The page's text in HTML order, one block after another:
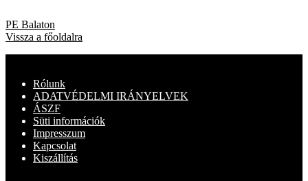
Bejegyzés
navigáció
Previous
post:
PE Balaton
Vissza a főoldalra
Rólunk
ADATVÉDELMI IRÁNYELVEK
ÁSZF
Süti információk
Impresszum
Kapcsolat
Kiszállítás